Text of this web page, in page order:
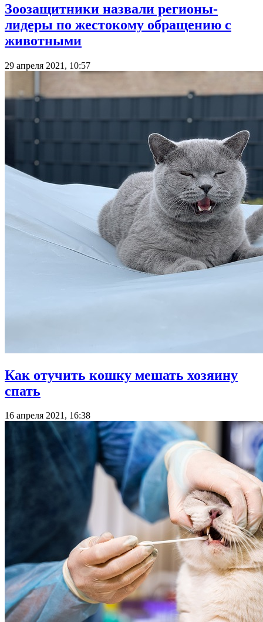
Зоозащитники назвали регионы-
лидеры по жестокому обращению с
животными
29 апреля 2021, 10:57
Как отучить кошку мешать хозяину
спать
16 апреля 2021, 16:38